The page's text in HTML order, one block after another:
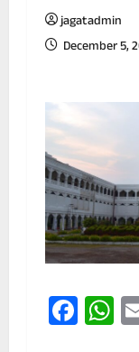
jagatadmin
December 5,